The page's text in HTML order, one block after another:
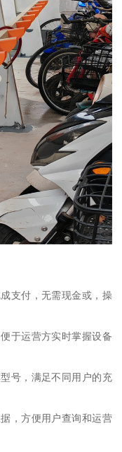
支付，无需现金或，操
于运营方实时掌握设备
号，满足不同用户的充
，方便用户查询和运营